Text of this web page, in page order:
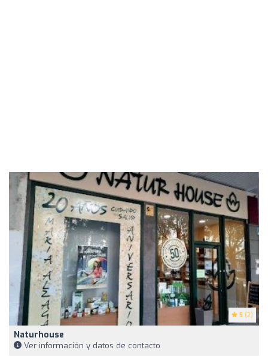
5 (2)
Naturhouse
Ver información y datos de contacto